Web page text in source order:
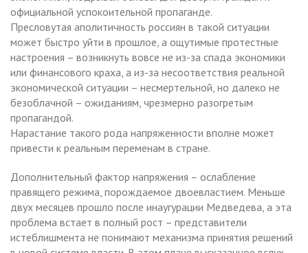
официальной успокоительной пропаганде.
Пресловутая аполитичность россиян в такой ситуации
может быстро уйти в прошлое, а ощутимые протестные
настроения – возникнуть вовсе не из-за спада экономики
или финансового краха, а из-за несоответствия реальной
экономической ситуации – несмертельной, но далеко не
безоблачной – ожиданиям, чрезмерно разогретым
пропагандой.
Нарастание такого рода напряженности вполне может
привести к реальным переменам в стране.
Дополнительный фактор напряжения – ослабление
правящего режима, порождаемое двоевластием. Меньше
двух месяцев прошло после инаугурации Медведева, а эта
проблема встает в полный рост – представители
истеблишмента не понимают механизма принятия решений